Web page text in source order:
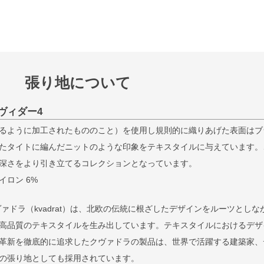
張り地について
ィダー4
ように加工されたもののこと）を使用し規則的に織りあげた表面は
タイトに編んだニットのような印象をテキスタイルに与えています
さをより引き立てるコレクションとなっています。
ロン 6%
ドラ（kvadrat）は、北欧の伝統に根ざしたデザインをルーツとしな
品質のテキスタイルを生み出しています。テキスタイルにおけるデ
新を徹底的に追求したクヴァドラの製品は、世界で活躍する建築家
張り地としても採用されています。